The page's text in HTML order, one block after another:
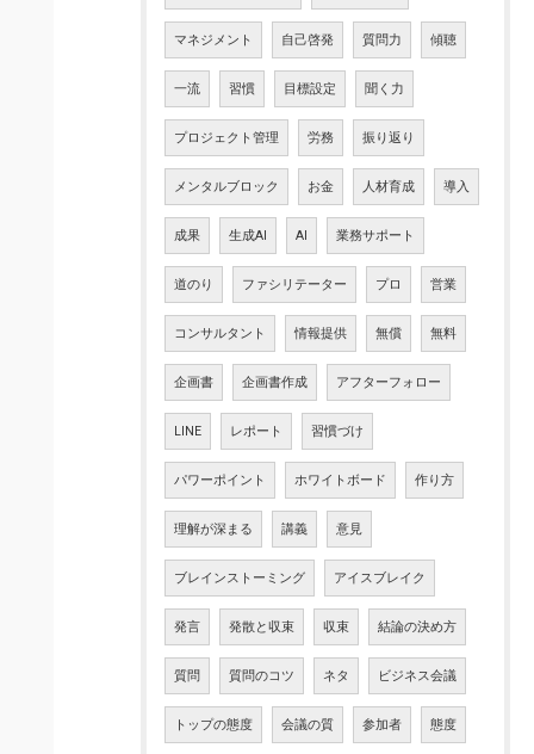
マネジメント 自己啓発 質問力 傾聴
一流 習慣 目標設定 聞く力
プロジェクト管理 労務 振り返り
メンタルブロック お金 人材育成 導入
成果 生成AI AI 業務サポート
道のり ファシリテーター プロ 営業
コンサルタント 情報提供 無償 無料
企画書 企画書作成 アフターフォロー
LINE レポート 習慣づけ
パワーポイント ホワイトボード 作り方
理解が深まる 講義 意見
ブレインストーミング アイスブレイク
発言 発散と収束 収束 結論の決め方
質問 質問のコツ ネタ ビジネス会議
トップの態度 会議の質 参加者 態度